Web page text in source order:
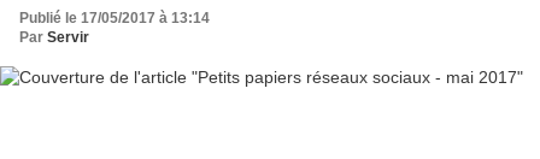
Publié le 17/05/2017 à 13:14
Par Servir